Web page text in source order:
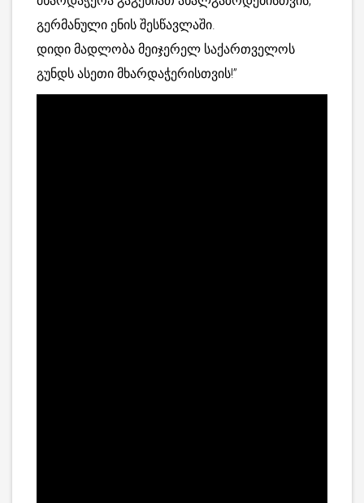
გერმანული ენის შესწავლაში.
დიდი მადლობა მეიჯერელ საქართველოს
გუნდს ასეთი მხარდაჭერისთვის!”